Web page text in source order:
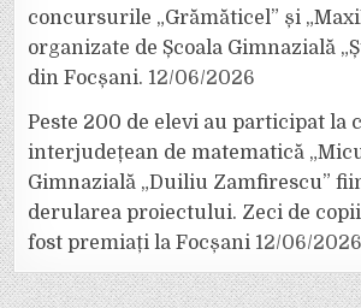
concursurile „Grămăticel” și
organizate de Școala Gimnazială
din Focșani. 12/06/2026
Peste 200 de elevi au participat la
interjudețean de matematică
Gimnazială „Duiliu Zamfirescu”
derularea proiectului. Zeci de
fost premiați la Focșani 12/06/2026